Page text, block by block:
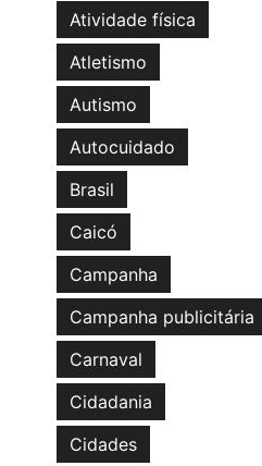
Atividade física
Atletismo
Autismo
Autocuidado
Brasil
Caicó
Campanha
Campanha publicitária
Carnaval
Cidadania
Cidades